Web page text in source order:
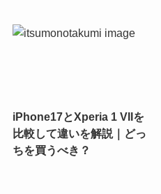
iPhone17とXperia 1 VIIを
比較して違いを解説｜どっ
ちを買うべき？